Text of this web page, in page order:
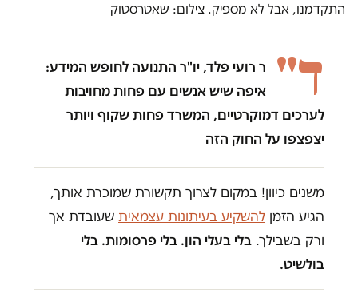
התקדמנו, אבל לא מספיק. צילום: שאטרסטוק
ד"
ר רועי פלד, יו"ר התנועה לחופש המידע:
איפה שיש אנשים עם פחות מחויבות
לערכים דמוקרטיים, המשרד פחות שקוף ויותר
יצפצפו על החוק הזה
משנים כיוון! במקום לצרוך תקשורת שמוכרת אותך,
הגיע הזמן להשקיע בעיתונות עצמאית שעובדת אך
ורק בשבילך. בלי בעלי הון. בלי פרסומות. בלי
בולשיט.